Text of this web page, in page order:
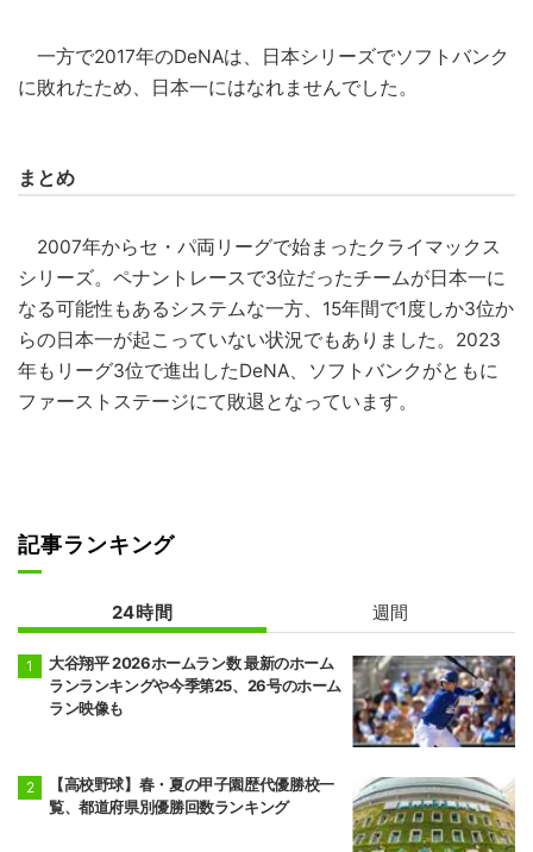
一方で2017年のDeNAは、日本シリーズでソフトバンク
に敗れたため、日本一にはなれませんでした。
まとめ
2007年からセ・パ両リーグで始まったクライマックス
シリーズ。ペナントレースで3位だったチームが日本一に
なる可能性もあるシステムな一方、15年間で1度しか3位か
らの日本一が起こっていない状況でもありました。2023
年もリーグ3位で進出したDeNA、ソフトバンクがともに
ファーストステージにて敗退となっています。
記事ランキング
24時間 週間
大谷翔平 2026ホームラン数 最新のホーム
ランランキングや今季第25、26号のホーム
ラン映像も
【高校野球】春・夏の甲子園歴代優勝校一
覧、都道府県別優勝回数ランキング